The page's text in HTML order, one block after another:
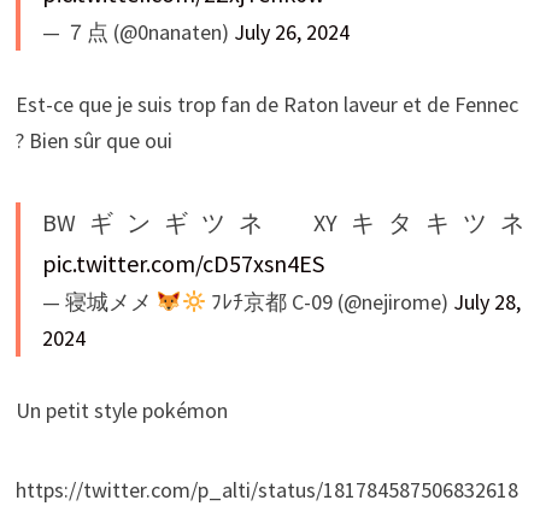
— ７点 (@0nanaten) July 26, 2024
Est-ce que je suis trop fan de Raton laveur et de Fennec
? Bien sûr que oui
BWギンギツネ XYキタキツネ
pic.twitter.com/cD57xsn4ES
— 寝城メメ ﾌﾚﾁ京都 C-09 (@nejirome) July 28,
2024
Un petit style pokémon
https://twitter.com/p_alti/status/181784587506832618